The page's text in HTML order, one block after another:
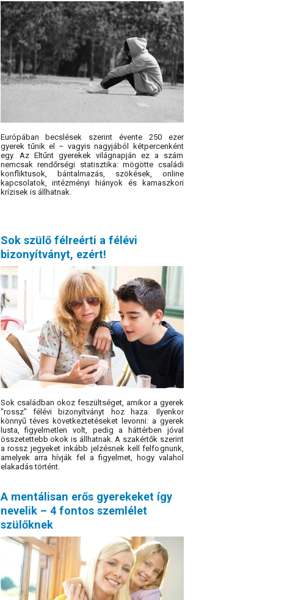
Európában becslések szerint évente 250 ezer
gyerek tűnik el – vagyis nagyjából kétpercenként
egy. Az Eltűnt gyerekek világnapján ez a szám
nemcsak rendőrségi statisztika: mögötte családi
konfliktusok, bántalmazás, szökések, online
kapcsolatok, intézményi hiányok és kamaszkori
krízisek is állhatnak.
Sok szülő félreérti a félévi
bizonyítványt, ezért!
Sok családban okoz feszültséget, amikor a gyerek
"rossz" félévi bizonyítványt hoz haza. Ilyenkor
könnyű téves következtetéseket levonni: a gyerek
lusta, figyelmetlen volt, pedig a háttérben jóval
összetettebb okok is állhatnak. A szakértők szerint
a rossz jegyeket inkább jelzésnek kell felfognunk,
amelyek arra hívják fel a figyelmet, hogy valahol
elakadás történt.
A mentálisan erős gyerekeket így
nevelik – 4 fontos szemlélet
szülőknek